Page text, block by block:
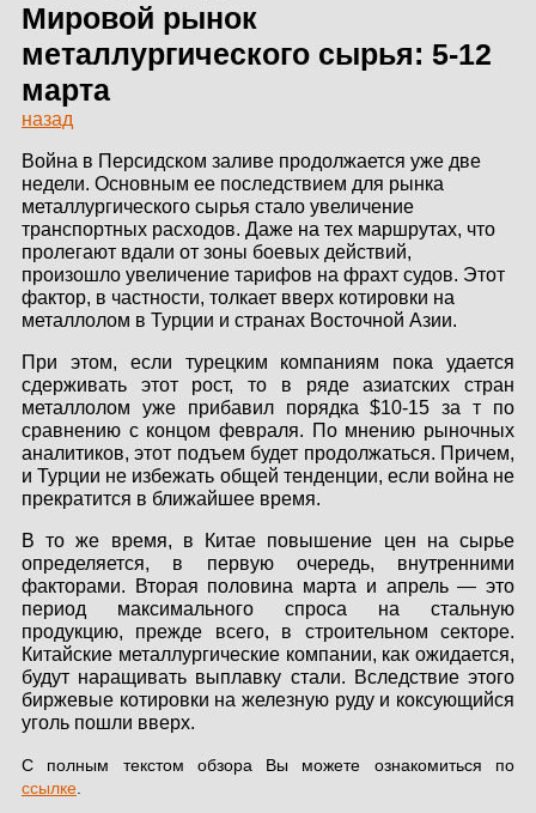
ПРОЕКТИРОВАНИЕ
СКЛАДЫ
О ЗАВОДЕ
ПРОЕКТЫ
КАЧЕСТВО
МОНТАЖ
НОВОСТИ
ЛИЧНЫЙ КАБИНЕТ
ЛИЧНЫЙ КАБИНЕТ
КЛИЕНТА
Мировой рынок
металлургического сырья: 5-12
марта
назад
Война в Персидском заливе продолжается уже две
недели. Основным ее последствием для рынка
металлургического сырья стало увеличение
транспортных расходов. Даже на тех маршрутах, что
пролегают вдали от зоны боевых действий,
произошло увеличение тарифов на фрахт судов. Этот
фактор, в частности, толкает вверх котировки на
металлолом в Турции и странах Восточной Азии.
При этом, если турецким компаниям пока удается
сдерживать этот рост, то в ряде азиатских стран
металлолом уже прибавил порядка $10-15 за т по
сравнению с концом февраля. По мнению рыночных
аналитиков, этот подъем будет продолжаться. Причем,
и Турции не избежать общей тенденции, если война не
прекратится в ближайшее время.
В то же время, в Китае повышение цен на сырье
определяется, в первую очередь, внутренними
факторами. Вторая половина марта и апрель — это
период максимального спроса на стальную
продукцию, прежде всего, в строительном секторе.
Китайские металлургические компании, как ожидается,
будут наращивать выплавку стали. Вследствие этого
биржевые котировки на железную руду и коксующийся
уголь пошли вверх.
С полным текстом обзора Вы можете ознакомиться по
ссылке